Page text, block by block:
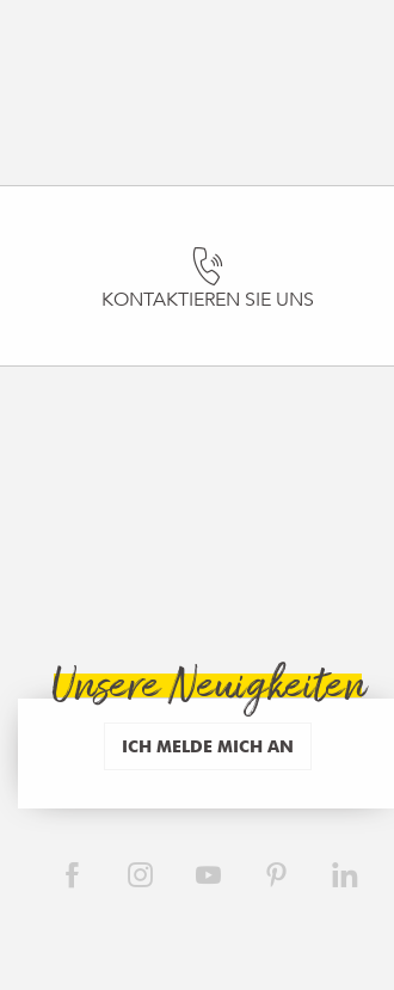
KONTAKTIEREN SIE UNS
Unsere Neuigkeiten
ICH MELDE MICH AN